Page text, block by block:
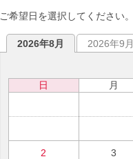
ご希望日を選択してください。
2026年8月 2026年9月
日 月
2 3